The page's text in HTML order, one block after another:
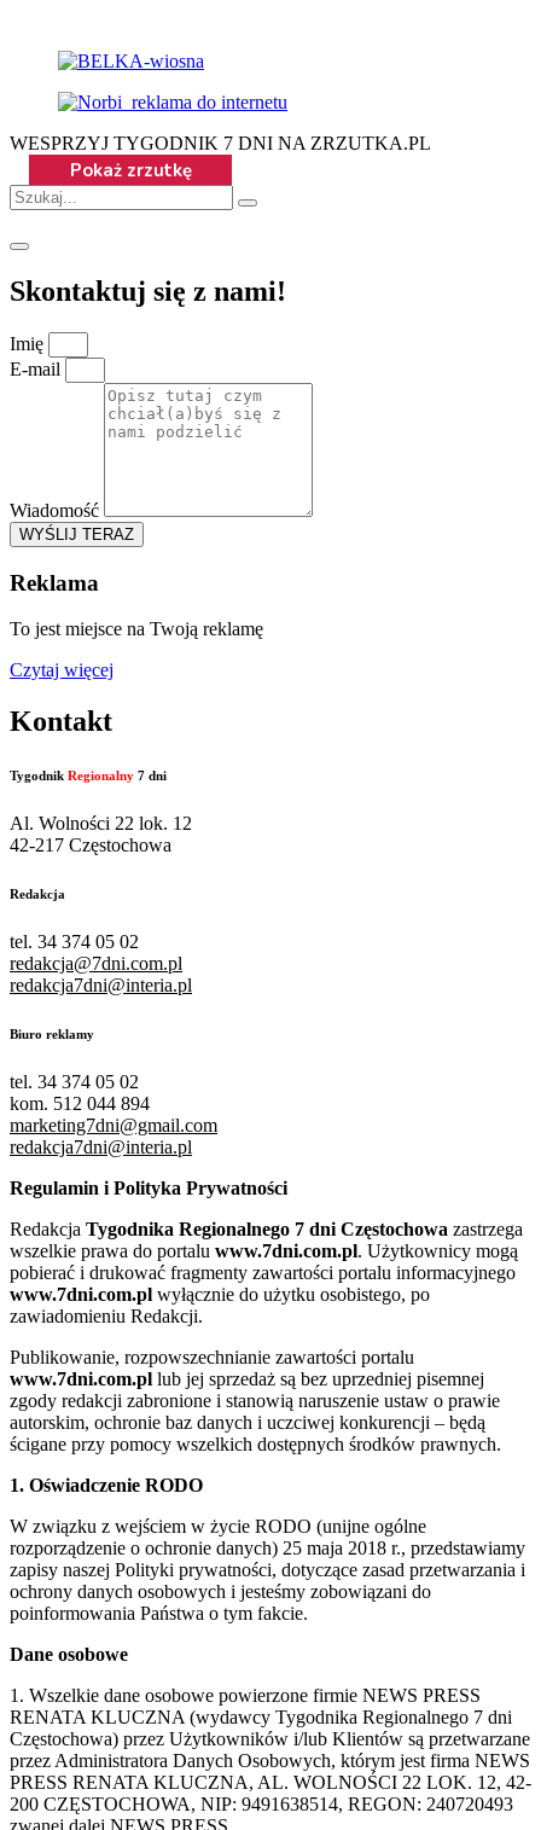
WESPRZYJ TYGODNIK 7 DNI NA ZRZUTKA.PL
Skontaktuj się z nami!
Imię
E-mail
Wiadomość
WYŚLIJ TERAZ
Reklama
To jest miejsce na Twoją reklamę
Czytaj więcej
Kontakt
Tygodnik Regionalny 7 dni
Al. Wolności 22 lok. 12
42-217 Częstochowa
Redakcja
tel. 34 374 05 02
redakcja@7dni.com.pl
redakcja7dni@interia.pl
Biuro reklamy
tel. 34 374 05 02
kom. 512 044 894
marketing7dni@gmail.com
redakcja7dni@interia.pl
Regulamin i Polityka Prywatności
Redakcja Tygodnika Regionalnego 7 dni Częstochowa zastrzega
wszelkie prawa do portalu www.7dni.com.pl. Użytkownicy mogą
pobierać i drukować fragmenty zawartości portalu informacyjnego
www.7dni.com.pl wyłącznie do użytku osobistego, po
zawiadomieniu Redakcji.
Publikowanie, rozpowszechnianie zawartości portalu
www.7dni.com.pl lub jej sprzedaż są bez uprzedniej pisemnej
zgody redakcji zabronione i stanowią naruszenie ustaw o prawie
autorskim, ochronie baz danych i uczciwej konkurencji – będą
ścigane przy pomocy wszelkich dostępnych środków prawnych.
1. Oświadczenie RODO
W związku z wejściem w życie RODO (unijne ogólne
rozporządzenie o ochronie danych) 25 maja 2018 r., przedstawiamy
zapisy naszej Polityki prywatności, dotyczące zasad przetwarzania i
ochrony danych osobowych i jesteśmy zobowiązani do
poinformowania Państwa o tym fakcie.
Dane osobowe
1. Wszelkie dane osobowe powierzone firmie NEWS PRESS
RENATA KLUCZNA (wydawcy Tygodnika Regionalnego 7 dni
Częstochowa) przez Użytkowników i/lub Klientów są przetwarzane
przez Administratora Danych Osobowych, którym jest firma NEWS
PRESS RENATA KLUCZNA, AL. WOLNOŚCI 22 LOK. 12, 42-
200 CZĘSTOCHOWA, NIP: 9491638514, REGON: 240720493
zwanej dalej NEWS PRESS.